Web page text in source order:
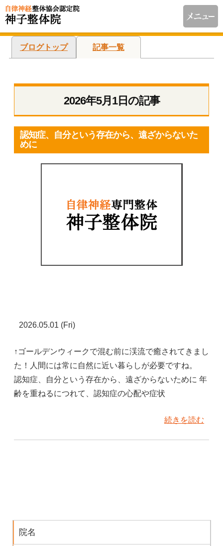
ブログトップ 記事一覧
2026年5月1日の記事
認知症、自分という存在から、遠ざからないた
めに
2026.05.01 (Fri)
↑ゴールデンウィークで混む前に渓流で癒されてきまし
た！人間には常に自然に近い暮らしが必要ですね。
認知症、自分という存在から、遠ざからないために 年
齢を重ねるにつれて、認知症の心配や症状
続きを読む
院名